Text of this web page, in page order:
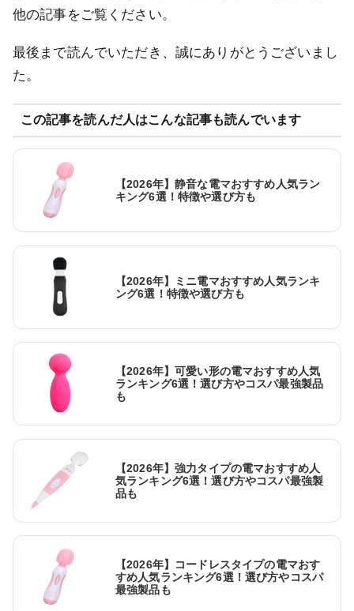
他の記事をご覧ください。
最後まで読んでいただき、誠にありがとうございまし
た。
この記事を読んだ人はこんな記事も読んでいます
【2026年】静音な電マおすすめ人気ラン
キング6選！特徴や選び方も
【2026年】ミニ電マおすすめ人気ランキ
ング6選！特徴や選び方も
【2026年】可愛い形の電マおすすめ人気
ランキング6選！選び方やコスパ最強製品
も
【2026年】強力タイプの電マおすすめ人
気ランキング6選！選び方やコスパ最強製
品も
【2026年】コードレスタイプの電マおす
すめ人気ランキング6選！選び方やコスパ
最強製品も